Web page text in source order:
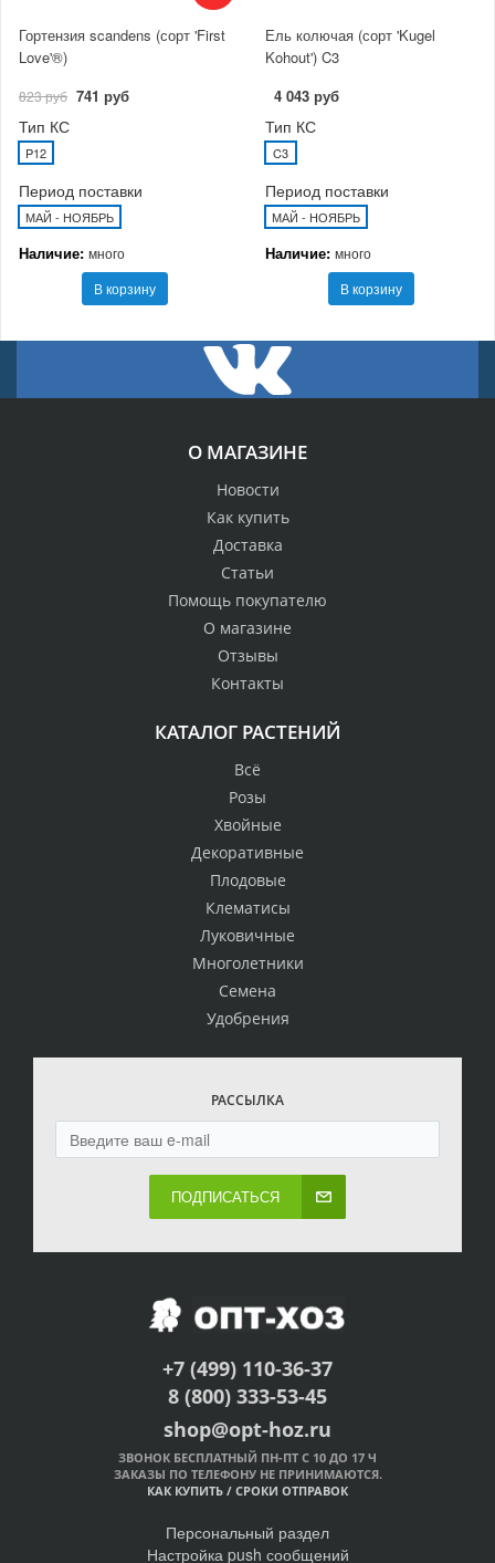
Гортензия scandens (сорт 'First
Love'®)
823 руб 741 руб
Тип КС
P12
Период поставки
МАЙ - НОЯБРЬ
Наличие: много
В корзину
Ель колючая (сорт 'Kugel
Kohout') C3
4 043 руб
Тип КС
C3
Период поставки
МАЙ - НОЯБРЬ
Наличие: много
В корзину
О МАГАЗИНЕ
Новости
Как купить
Доставка
Статьи
Помощь покупателю
О магазине
Отзывы
Контакты
КАТАЛОГ РАСТЕНИЙ
Всё
Розы
Хвойные
Декоративные
Плодовые
Клематисы
Луковичные
Многолетники
Семена
Удобрения
РАССЫЛКА
ПОДПИСАТЬСЯ
+7 (499) 110-36-37
8 (800) 333-53-45
shop@opt-hoz.ru
ЗВОНОК БЕСПЛАТНЫЙ ПН-ПТ С 10 ДО 17 Ч
ЗАКАЗЫ ПО ТЕЛЕФОНУ НЕ ПРИНИМАЮТСЯ.
КАК КУПИТЬ / СРОКИ ОТПРАВОК
Персональный раздел
Настройка push сообщений